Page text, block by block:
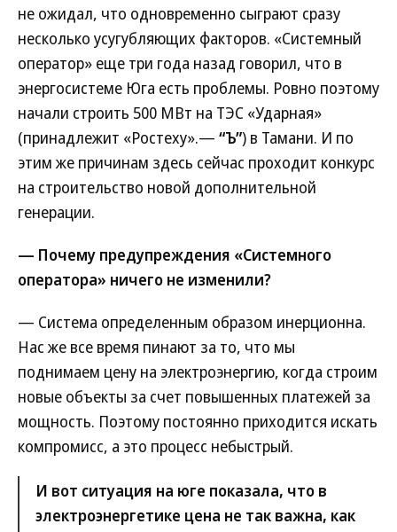
не ожидал, что одновременно сыграют сразу
несколько усугубляющих факторов. «Системный
оператор» еще три года назад говорил, что в
энергосистеме Юга есть проблемы. Ровно поэтому
начали строить 500 МВт на ТЭС «Ударная»
(принадлежит «Ростеху».— “Ъ”) в Тамани. И по
этим же причинам здесь сейчас проходит конкурс
на строительство новой дополнительной
генерации.
— Почему предупреждения «Системного
оператора» ничего не изменили?
— Система определенным образом инерционна.
Нас же все время пинают за то, что мы
поднимаем цену на электроэнергию, когда строим
новые объекты за счет повышенных платежей за
мощность. Поэтому постоянно приходится искать
компромисс, а это процесс небыстрый.
И вот ситуация на юге показала, что в
электроэнергетике цена не так важна, как